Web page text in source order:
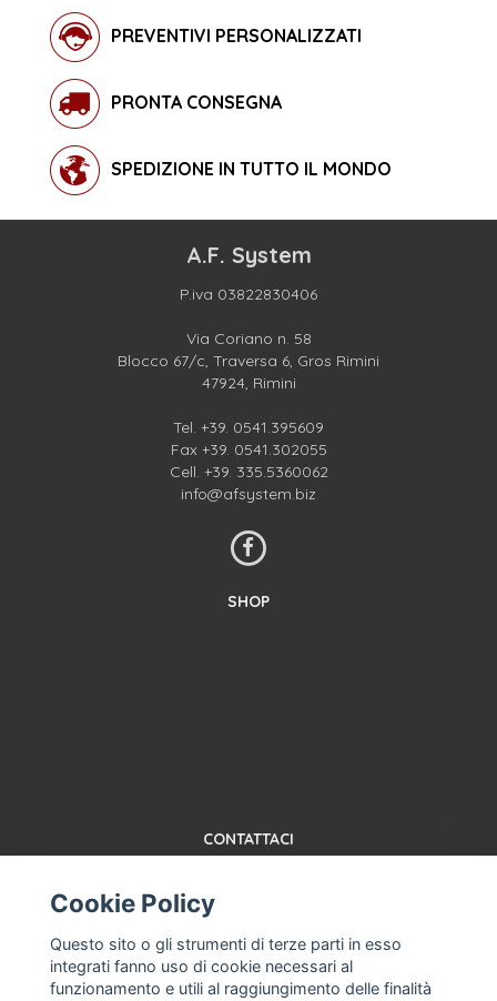
PREVENTIVI PERSONALIZZATI
PRONTA CONSEGNA
SPEDIZIONE IN TUTTO IL MONDO
A.F. System
P.iva 03822830406
Via Coriano n. 58
Blocco 67/c, Traversa 6, Gros Rimini
47924, Rimini
Tel. +39. 0541.395609
Fax +39. 0541.302055
Cell. +39. 335.5360062
info@afsystem.biz
SHOP
CONTATTACI
ABOUT US, MACHINES FOR ICE CREAM PARLORS AND USED
PASTEURIZER
ASSISTENZA MACCHINA PER GELATO, GELATERIA
PROFESSIONALE
Cookie Policy
Questo sito o gli strumenti di terze parti in esso
integrati fanno uso di cookie necessari al
funzionamento e utili al raggiungimento delle finalità